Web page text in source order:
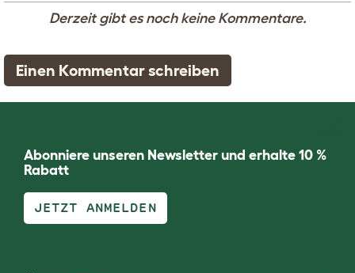
Derzeit gibt es noch keine Kommentare.
Einen Kommentar schreiben
Abonniere unseren Newsletter und erhalte 10 %
Rabatt
JETZT ANMELDEN